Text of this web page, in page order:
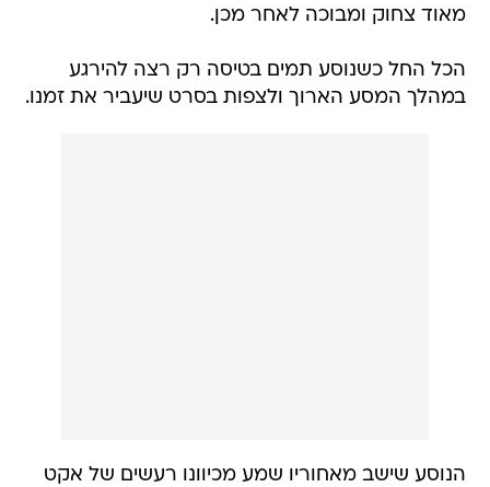
מאוד צחוק ומבוכה לאחר מכן.
הכל החל כשנוסע תמים בטיסה רק רצה להירגע
במהלך המסע הארוך ולצפות בסרט שיעביר את זמנו.
הנוסע שישב מאחוריו שמע מכיוונו רעשים של אקט